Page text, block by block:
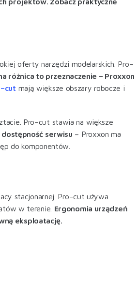
oferty narzędzi modelarskich. Pro–
różnica to przeznaczenie – Proxxon
mają większe obszary robocze i
Pro–cut stawia na większe
serwisu – Proxxon ma
do komponentów.
stacjonarnej. Pro–cut używa
w terenie. Ergonomia urządzeń
eksploatację.